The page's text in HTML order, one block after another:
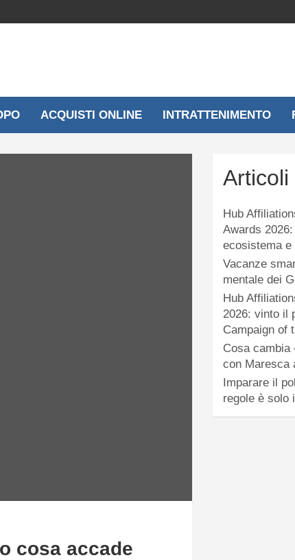
ACQUISTI ONLINE INTRATTENIMENTO
cosa accade
Articoli
Hub
Awards
ecosistema
Vacanze
mentale dei
Hub
2026: vinto il
Campaign of
Cosa cambia
con Maresca
Imparare il
regole è solo